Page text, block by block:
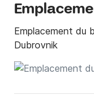
Emplacement du
Dubrovnik